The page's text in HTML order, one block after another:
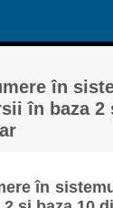
în
în baza 2
în